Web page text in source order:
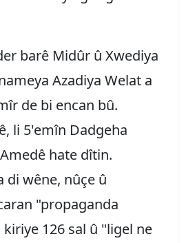
barê Midûr û Xwediya
Azadiya Welat a
de bi encan bû.
li 5'emîn Dadgeha
hate dîtin.
di wêne, nûçe û
"propaganda
126 sal û "ligel ne